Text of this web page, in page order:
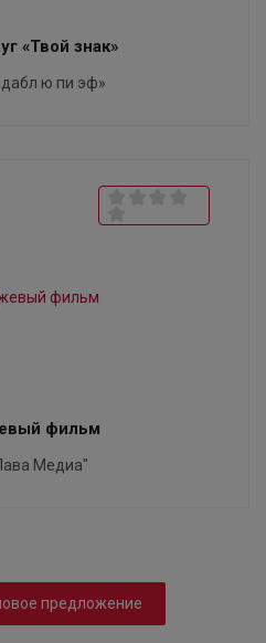
«Твой знак»
ю пи эф»
фильм
Медиа"
предложение